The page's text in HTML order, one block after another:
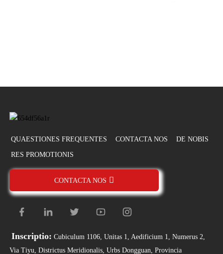
QUAESTIONES FREQUENTES CONTACTA NOS DE NOBIS
RES PROMOTIONIS
CONTACTA NOS
Inscriptio: Cubiculum 1106, Unitas 1, Aedificium 1, Numerus 2,
Via Tiyu, Districtus Meridionalis, Urbs Dongguan, Provincia